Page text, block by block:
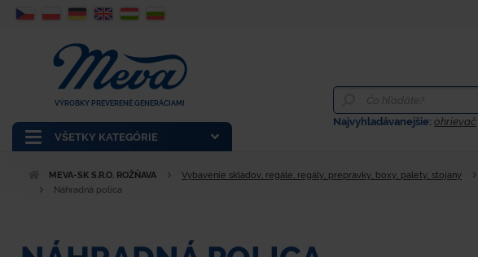
VŠETKY KATEGÓRIE
VÝROBKY PREVERENÉ GENERÁCIAMI
Najvyhladávanejšie:ohrievač
MEVA-SK S.R.O. ROŽŇAVA Vybavenie skladov, regále, regály, prepravky, boxy, palety, stojany
Náhradná polica